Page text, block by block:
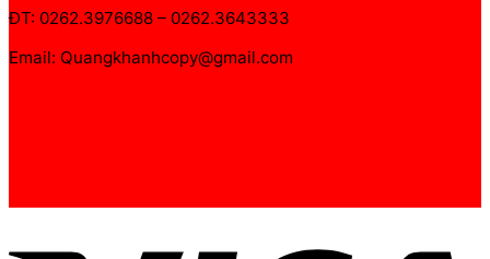
ĐT: 0262.3976688 – 0262.3643333
Email: Quangkhanhcopy@gmail.com